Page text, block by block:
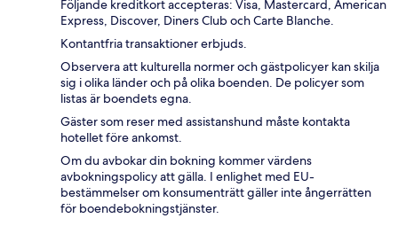
Följande kreditkort accepteras: Visa, Mastercard, American
Express, Discover, Diners Club och Carte Blanche.
Kontantfria transaktioner erbjuds.
Observera att kulturella normer och gästpolicyer kan skilja
sig i olika länder och på olika boenden. De policyer som
listas är boendets egna.
Gäster som reser med assistanshund måste kontakta
hotellet före ankomst.
Om du avbokar din bokning kommer värdens
avbokningspolicy att gälla. I enlighet med EU-
bestämmelser om konsumenträtt gäller inte ångerrätten
för boendebokningstjänster.